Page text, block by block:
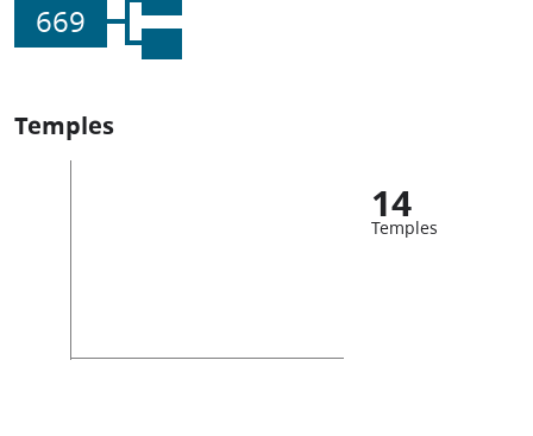
669
Temples
14
Temples